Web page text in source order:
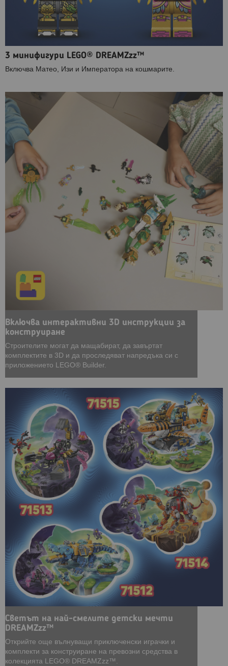
3 минифигури LEGO® DREAMZzz™
Включва Матео, Изи и Императора на кошмарите.
Включва интерактивни 3D инструкции за
конструиране
Строителите могат да мащабират, да завъртат
комплектите в 3D и да проследяват напредъка си с
приложението LEGO® Builder.
Светът на най-смелите детски мечти
DREAMZzz™
Открийте още вълнуващи приключенски играчки и
комплекти за конструиране на превозни средства в
колекцията LEGO® DREAMZzz™.